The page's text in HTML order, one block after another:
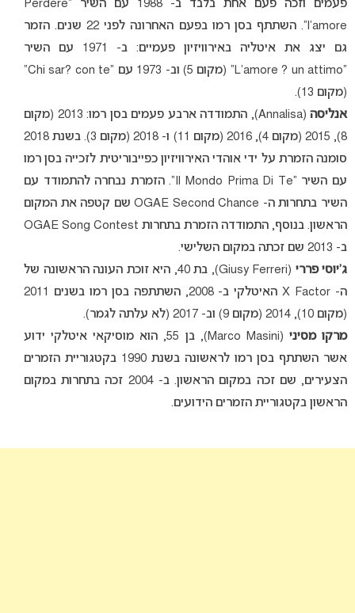
פעמים וזכה פעם אחת בלבד ב- 1988 עם השיר “Perdere
l’amore”. השתתף בסן רמו בפעם האחרונה לפני 22 שנים. הזמר
גם יצג את איטליה באירוויזיון פעמיים: ב- 1971 עם השיר
“L’amore ? un attimo” (מקום 5) וב- 1973 עם “Chi sar? con te”
(מקום 13).
אנליסה
(Annalisa), התמודדה ארבע פעמים בסן רמו: 2013 (מקום
8), 2015 (מקום 4), 2016 (מקום 11) ו- 2018 (מקום 3). בשנת 2018
סומנה הזמרת על ידי אוהדי האירוויזיון כפייבוריטית לזכייה בסן רמו
עם השיר “Il Mondo Prima Di Te”. הזמרת נבחרה להתמודד עם
השיר בתחרות ה- OGAE Second Chance שם קטפה את המקום
הראשון. בנוסף, התמודדה הזמרת בתחרות OGAE Song Contest
ב- 2013 שם זכתה במקום השלישי.
ג’יוסי פררי
(Giusy Ferreri), בת 40, היא זוכת העונה הראשונה של
ה- X Factor האיטלקי ב- 2008, השתתפה בסן רמו בשנים 2011
(מקום 10), 2014 (מקום 9) וב- 2017 (לא עלתה לגמר).
מרקו מסיני
(Marco Masini), בן 55, הוא מוסיקאי איטלקי ידוע
אשר השתתף בסן רמו לראשונה בשנת 1990 בקטגוריית הזמרים
הצעירים, שם זכה במקום הראשון. ב- 2004 זכה בתחרות במקום
הראשון בקטגוריית הזמרים הידועים.